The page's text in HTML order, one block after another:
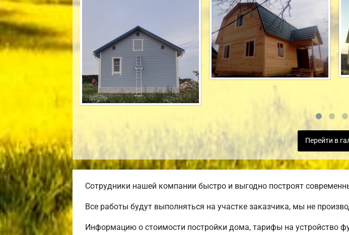
Перейти в
Сотрудники нашей компании быстро и выгодно построят
Все работы будут выполняться на участке заказчика, мы не
Информацию о стоимости постройки дома, тарифы на устройство